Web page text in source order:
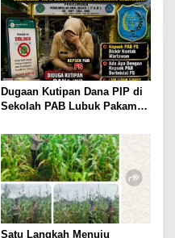
Pembangunan Irigasi
Dugaan Kutipan Dana PIP di
Sekolah PAB Lubuk Pakam
Sumut Siapkan Somasi
Satu Langkah Menuju